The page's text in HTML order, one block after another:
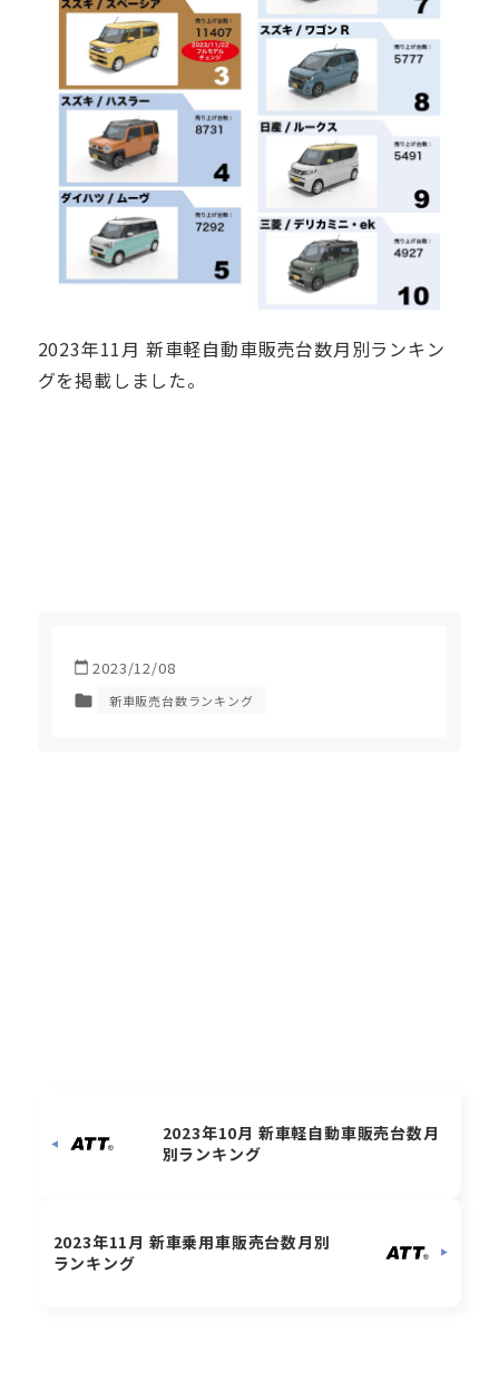
2023年11月 新車軽自動車販売台数月別ランキン
グを掲載しました。
2023/12/08
新車販売台数ランキング
2023年10月 新車軽自動車販売台数月
別ランキング
2023年11月 新車乗用車販売台数月別
ランキング